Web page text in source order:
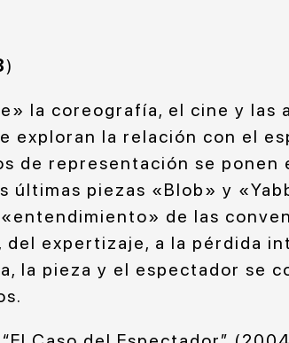
)
la coreografía, el cine y las
exploran la relación con el
de representación se ponen
últimas piezas «Blob» y
de las
expertizaje, a la pérdida
la pieza y el espectador se